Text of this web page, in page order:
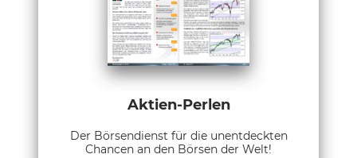
Aktien-Perlen
Der Börsendienst für die unentdeckten
Chancen an den Börsen der Welt!